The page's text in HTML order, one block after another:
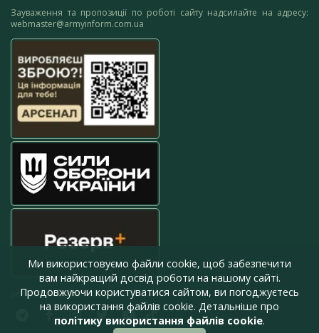
Зауваження та пропозиції по роботі сайту надсилайте на адресу:
webmaster@armyinform.com.ua
press@armyinform.com.ua
Ми використовуємо файли cookie, щоб забезпечити
вам найкращий досвід роботи на нашому сайті.
Продовжуючи користуватися сайтом, ви погоджуєтесь
на використання файлів cookie. Детальніше про
політику використання файлів cookie.